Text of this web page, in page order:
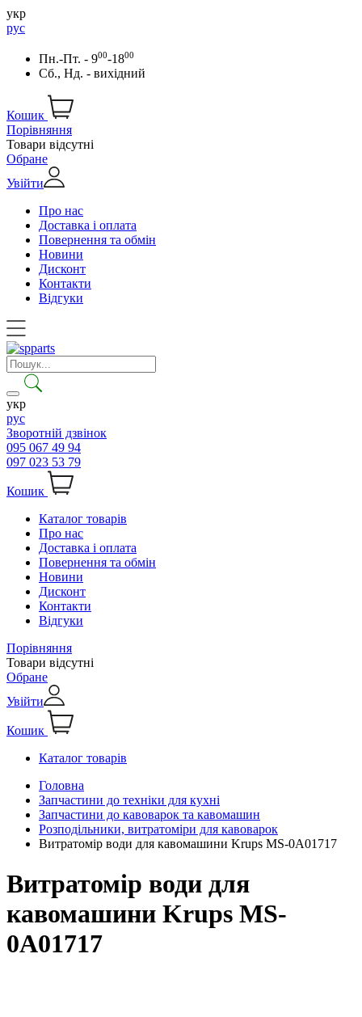
укр
рус
Пн.-Пт. - 900-1800
Сб., Нд. - вихідний
Кошик
Порівняння
Товари відсутні
Обране
Увійти
Про нас
Доставка і оплата
Повернення та обмін
Новини
Дисконт
Контакти
Відгуки
укр
рус
Зворотній дзвінок
095 067 49 94
097 023 53 79
Кошик
Каталог товарів
Про нас
Доставка і оплата
Повернення та обмін
Новини
Дисконт
Контакти
Відгуки
Порівняння
Товари відсутні
Обране
Увійти
Кошик
Каталог товарів
Головна
Запчастини до техніки для кухні
Запчастини до кавоварок та кавомашин
Розподільники, витратоміри для кавоварок
Витратомір води для кавомашини Krups MS-0A01717
Витратомір води для
кавомашини Krups MS-
0A01717